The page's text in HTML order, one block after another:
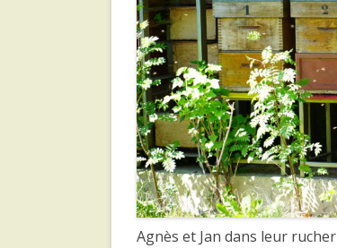
Agnès et Jan dans leur rucher